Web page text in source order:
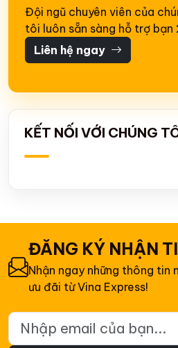
Đội ngũ chuyên viên của
tôi luôn sẵn sàng hỗ trợ
Liên hệ ngay
KẾT NỐI VỚI CHÚNG
ĐĂNG KÝ NHẬN
Nhận ngay những thông tin
ưu đãi từ Vina Express!
Email đăng ký nhận tin